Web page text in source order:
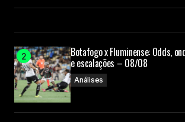
Botafogo x Fluminense: Odds,
e escalações – 08/08
Análises